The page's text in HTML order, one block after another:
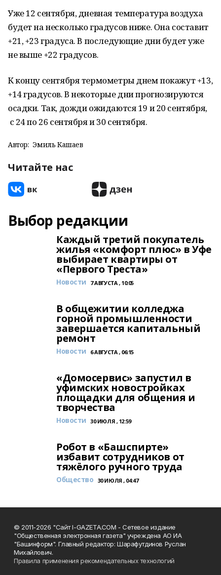
Уже 12 сентября, дневная температура воздуха
будет на несколько градусов ниже. Она составит
+21, +23 градуса. В последующие дни будет уже
не выше +22 градусов.
К концу сентября термометры днем покажут +13,
+14 градусов. В некоторые дни прогнозируются
осадки. Так, дожди ожидаются 19 и 20 сентября,
с 24 по 26 сентября и 30 сентября.
Автор: Эмиль Кашаев
Читайте нас
Выбор редакции
Каждый третий покупатель
жилья «комфорт плюс» в Уфе
выбирает квартиры от
«Первого Треста»
Новости 7 АВГУСТА , 10:05
В общежитии колледжа
горной промышленности
завершается капитальный
ремонт
Новости 6 АВГУСТА , 06:15
«Домосервис» запустил в
уфимских новостройках
площадки для общения и
творчества
Новости 30 ИЮЛЯ , 12:59
Робот в «Башспирте»
избавит сотрудников от
тяжёлого ручного труда
Общество 30 ИЮЛЯ , 04:47
© 2011-2026 "Сайт I-GAZETA.COM - Сетевое издание
"Общественная электронная газета" учреждена АО ИА
"Башинформ". Главный редактор: Шарафутдинов Руслан
Михайлович.
Правила применения рекомендательных технологий